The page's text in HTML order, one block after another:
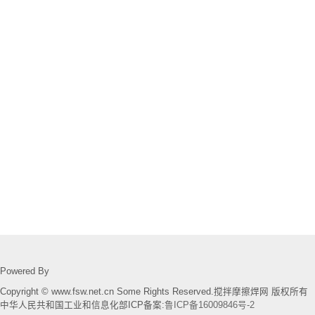
Powered By
Copyright © www.fsw.net.cn Some Rights Reserved.搅拌摩擦焊网 版权所有
中华人民共和国工业和信息化部ICP备案:鲁ICP备16009846号-2